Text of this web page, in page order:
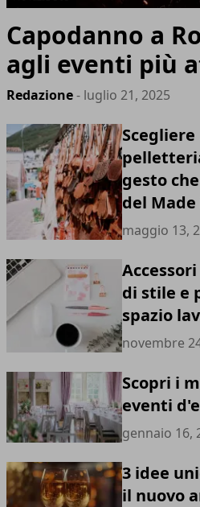
Capodanno a
agli eventi più
Redazione- luglio 21, 2025
gesto
del
maggio 13,
di stile e
spazio
novembre
Scopri i
eventi
gennaio 16,
3 idee
il nuovo